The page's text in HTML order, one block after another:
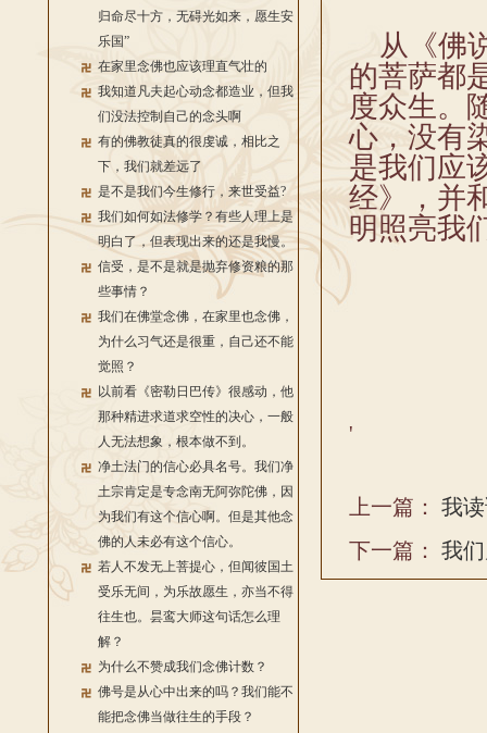
归命尽十方，无碍光如来，愿生安
乐国”
在家里念佛也应该理直气壮的
我知道凡夫起心动念都造业，但我
们没法控制自己的念头啊
有的佛教徒真的很虔诚，相比之
下，我们就差远了
是不是我们今生修行，来世受益?
我们如何如法修学？有些人理上是
明白了，但表现出来的还是我慢。
信受，是不是就是抛弃修资粮的那
些事情？
我们在佛堂念佛，在家里也念佛，
为什么习气还是很重，自己还不能
觉照？
以前看《密勒日巴传》很感动，他
那种精进求道求空性的决心，一般
人无法想象，根本做不到。
净土法门的信心必具名号。我们净
土宗肯定是专念南无阿弥陀佛，因
为我们有这个信心啊。但是其他念
佛的人未必有这个信心。
若人不发无上菩提心，但闻彼国土
受乐无间，为乐故愿生，亦当不得
往生也。昙鸾大师这句话怎么理
解？
为什么不赞成我们念佛计数？
佛号是从心中出来的吗？我们能不
能把念佛当做往生的手段？
从《佛
的菩萨都
度众生。
心，没有
是我们应
经》，并
明照亮我
'
上一篇： 我
下一篇： 我